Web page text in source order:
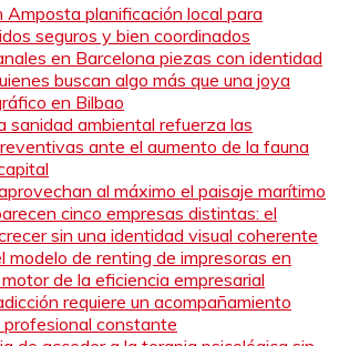
Amposta planificación local para
seguros y bien coordinados
en Barcelona piezas con identidad
buscan algo más que una joya
en Bilbao
sanidad ambiental refuerza las
ante el aumento de la fauna
al máximo el paisaje marítimo
cinco empresas distintas: el
sin una identidad visual coherente
modelo de renting de impresoras en
de la eficiencia empresarial
requiere un acompañamiento
constante